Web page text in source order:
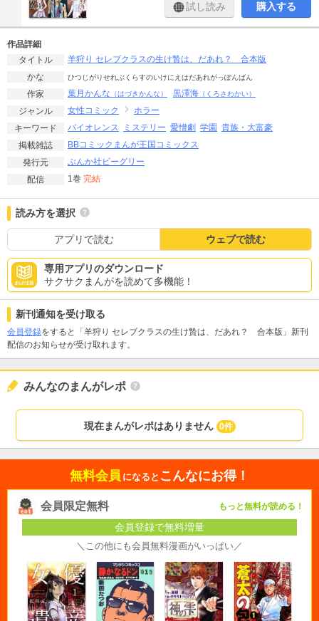
試し読み 購入する
作品詳細
タイトル
羊狩り セレブクラスの生け贄は、だあれ？ 合本版
かな
ひつじがりせれぶくらすのいけにえはだあれがっぽんばん
作家 葉月かんな （はづきかんな） 黒澤海 （くろさわかい）
ジャンル 女性コミック
ホラー
キーワード
バイオレンス ミステリー 愛憎劇 学園 貴族・大富豪
掲載雑誌
BBコミック まんが王国コミックス
発行元
ぶんか社 ビーグリー
配信
1巻 完結
読み方を選択
アプリで読む ウェブで読む
専用アプリのダウンロード
サクサクまんがを読めて多機能！
新刊通知を受け取る
会員登録をすると「羊狩り セレブクラスの生け贄は、だあれ？ 合本版」新刊
配信のお知らせが受け取れます。
みんなのまんがレポ
現在まんがレポはありません 0件
無料会員 になると こんなにお得！
会員限定無料 もっと無料が読める！
会員登録で無料増量
＼この他にも会員無料漫画がいっぱい／